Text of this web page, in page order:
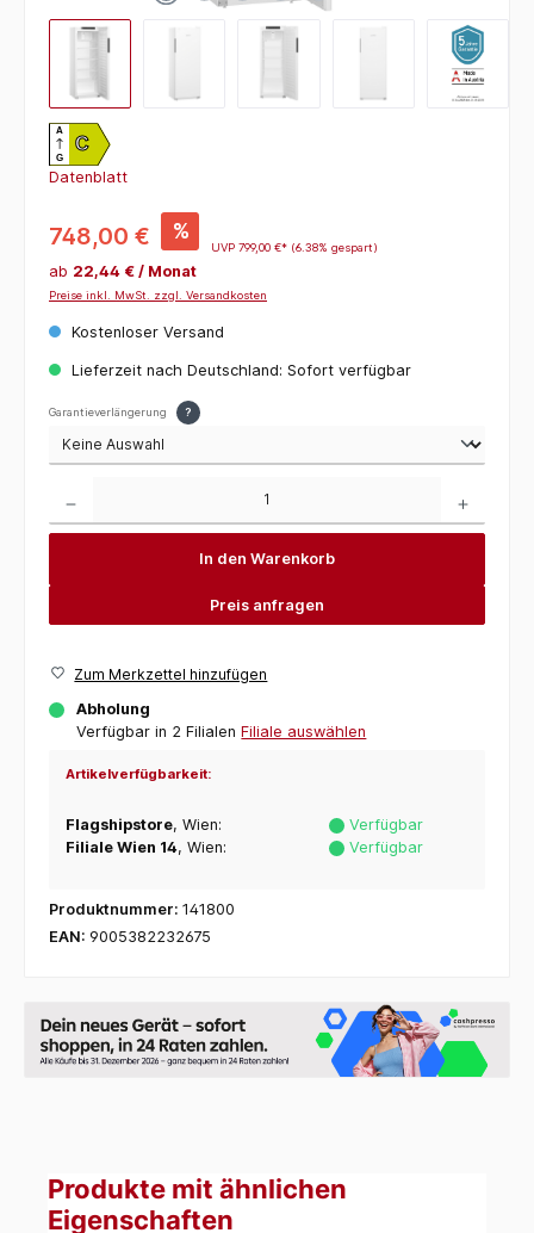
C
A
G
Datenblatt
748,00 € %
UVP 799,00 €* (6.38% gespart)
ab 22,44 € / Monat
Preise inkl. MwSt. zzgl. Versandkosten
Kostenloser Versand
Lieferzeit nach Deutschland: Sofort verfügbar
Garantieverlängerung ?
In den Warenkorb
Preis anfragen
Zum Merkzettel hinzufügen
Abholung
Verfügbar in 2 Filialen Filiale auswählen
Artikelverfügbarkeit:
Flagshipstore, Wien:
Verfügbar
Filiale Wien 14, Wien: Verfügbar
Produktnummer: 141800
EAN: 9005382232675